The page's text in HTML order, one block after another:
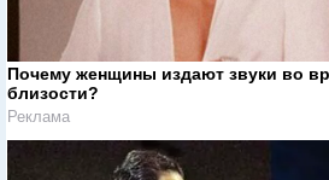
Почему женщины издают звуки во
близости?
Реклама